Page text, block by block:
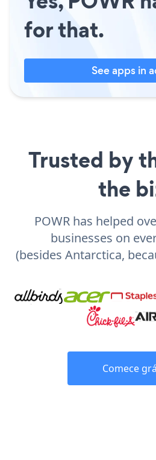
for that.
See apps in
Trusted by
the
POWR has helped
businesses on
(besides Antarctica,
Comece